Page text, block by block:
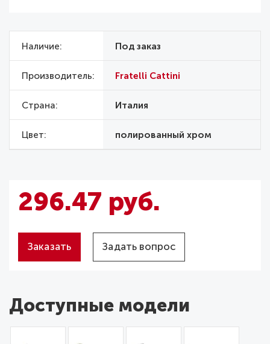
Наличие Под заказ
Производитель Fratelli Cattini
Страна Италия
Цвет полированный хром
296.47 руб.
Заказать Задать вопрос
Доступные модели